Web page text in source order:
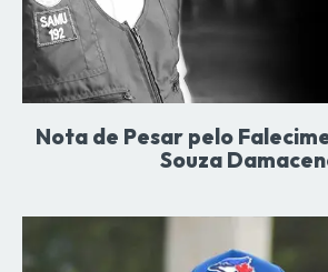
Nota de Pesar pelo
Souza